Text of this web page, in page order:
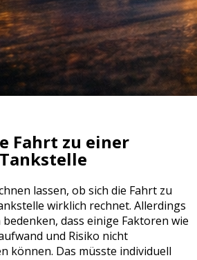
Fahrt zu einer
lassen, ob sich die Fahrt zu
wirklich rechnet. Allerdings
dass einige Faktoren wie
und Risiko nicht
können. Das müsste individuell